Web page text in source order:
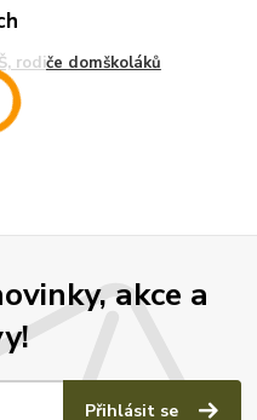
rodiče domškoláků
akce a
Přihlásit se